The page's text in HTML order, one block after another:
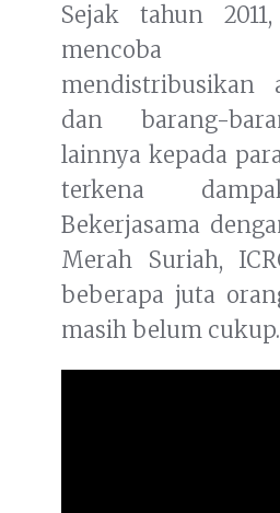
Sejak tahun
mendistribusikan
dan barang-
lainnya kepada
terkena
Bekerjasama
Merah Suriah,
beberapa juta
masih belum cukup.